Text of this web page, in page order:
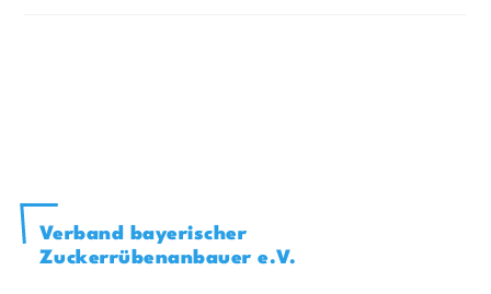
Verband bayerischer
Zuckerrübenanbauer e.V.